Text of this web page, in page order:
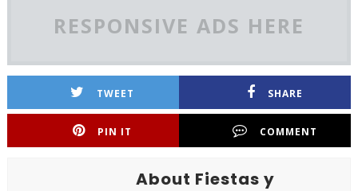
RESPONSIVE ADS HERE
TWEET SHARE
PIN IT COMMENT
About Fiestas y